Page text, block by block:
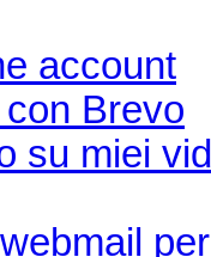
account
Brevo
su miei